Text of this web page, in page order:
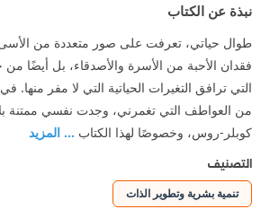
نبذة عن الكتاب
طوال حياتي، تعرفت على صور متعددة من
فقدان الأحبة من الأسرة والأصدقاء، بل أيضًا من
التي ترافق التغيرات الحياتية التي لا مفر منها.
من العواطف التي تغمرني، وجدت نفسي ممتنة
كوبلر-روس، وخصوصًا لهذا الكتاب ... المزيد
التصنيف
تنمية بشرية وتطوير الذات